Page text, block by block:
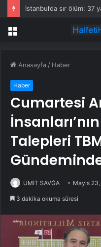
Menü
Anasayfa / Haber
Haber
Cumartesi
Talepleri
ÜMİT SAVĞA Mayıs
3 dakika okuma süresi